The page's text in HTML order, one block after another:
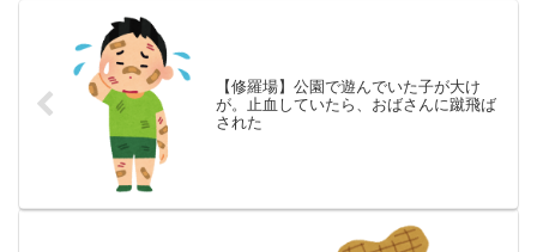
【修羅場】公園で遊んでいた子が大け
が。止血していたら、おばさんに蹴飛ば
された